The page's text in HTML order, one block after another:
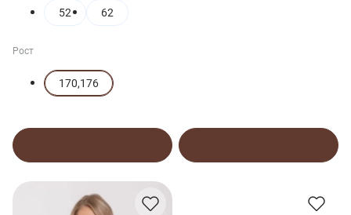
52 62
Рост
170,176